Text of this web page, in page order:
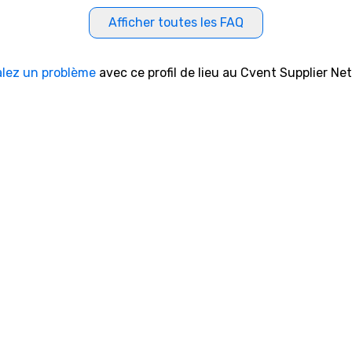
Afficher toutes les FAQ
un problème avec ce profil de lieu au Cvent Supplier